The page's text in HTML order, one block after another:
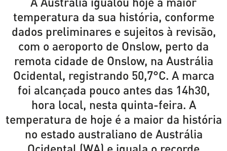
temperatura da sua história, conforme
dados preliminares e sujeitos à revisão,
com o aeroporto de Onslow, perto da
remota cidade de Onslow, na Austrália
Ocidental, registrando 50,7°C. A marca
foi alcançada pouco antes das 14h30,
hora local, nesta quinta-feira. A
temperatura de hoje é a maior da história
no estado australiano de Austrália